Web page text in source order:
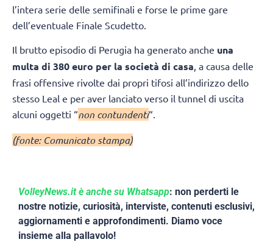
l’intera serie delle semifinali e forse le prime gare
dell’eventuale Finale Scudetto.
Il brutto episodio di Perugia ha generato anche una
multa di 380 euro per la società di casa, a causa delle
frasi offensive rivolte dai propri tifosi all’indirizzo dello
stesso Leal e per aver lanciato verso il tunnel di uscita
alcuni oggetti “non contundenti“.
(fonte: Comunicato stampa)
VolleyNews.it è anche su Whatsapp: non perderti le
nostre notizie, curiosità, interviste, contenuti esclusivi,
aggiornamenti e approfondimenti. Diamo voce
insieme alla pallavolo!